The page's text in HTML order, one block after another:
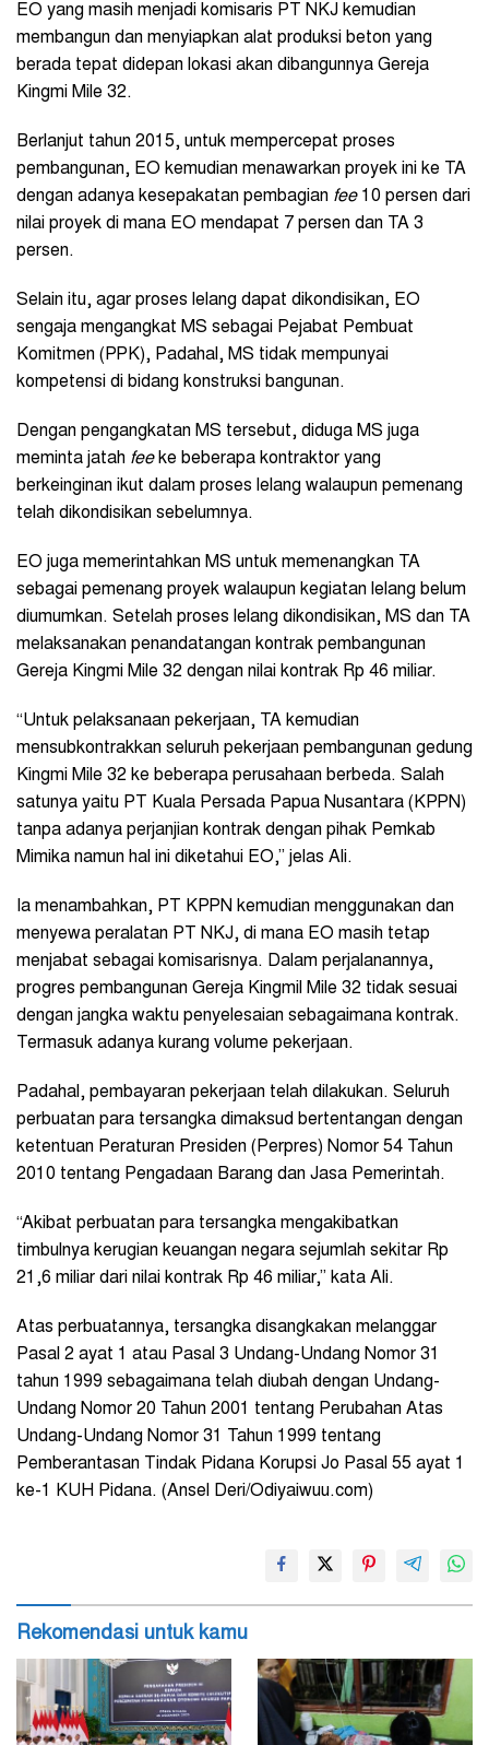
EO yang masih menjadi komisaris PT NKJ kemudian
membangun dan menyiapkan alat produksi beton yang
berada tepat didepan lokasi akan dibangunnya Gereja
Kingmi Mile 32.
Berlanjut tahun 2015, untuk mempercepat proses
pembangunan, EO kemudian menawarkan proyek ini ke TA
dengan adanya kesepakatan pembagian fee10 persen dari
nilai proyek di mana EO mendapat 7 persen dan TA 3
persen.
Selain itu, agar proses lelang dapat dikondisikan, EO
sengaja mengangkat MS sebagai Pejabat Pembuat
Komitmen (PPK), Padahal, MS tidak mempunyai
kompetensi di bidang konstruksi bangunan.
Dengan pengangkatan MS tersebut, diduga MS juga
meminta jatah feeke beberapa kontraktor yang
berkeinginan ikut dalam proses lelang walaupun pemenang
telah dikondisikan sebelumnya.
EO juga memerintahkan MS untuk memenangkan TA
sebagai pemenang proyek walaupun kegiatan lelang belum
diumumkan. Setelah proses lelang dikondisikan, MS dan TA
melaksanakan penandatangan kontrak pembangunan
Gereja Kingmi Mile 32 dengan nilai kontrak Rp 46 miliar.
“Untuk pelaksanaan pekerjaan, TA kemudian
mensubkontrakkan seluruh pekerjaan pembangunan gedung
Kingmi Mile 32 ke beberapa perusahaan berbeda. Salah
satunya yaitu PT Kuala Persada Papua Nusantara (KPPN)
tanpa adanya perjanjian kontrak dengan pihak Pemkab
Mimika namun hal ini diketahui EO,” jelas Ali.
Ia menambahkan, PT KPPN kemudian menggunakan dan
menyewa peralatan PT NKJ, di mana EO masih tetap
menjabat sebagai komisarisnya. Dalam perjalanannya,
progres pembangunan Gereja Kingmil Mile 32 tidak sesuai
dengan jangka waktu penyelesaian sebagaimana kontrak.
Termasuk adanya kurang volume pekerjaan.
Padahal, pembayaran pekerjaan telah dilakukan. Seluruh
perbuatan para tersangka dimaksud bertentangan dengan
ketentuan Peraturan Presiden (Perpres) Nomor 54 Tahun
2010 tentang Pengadaan Barang dan Jasa Pemerintah.
“Akibat perbuatan para tersangka mengakibatkan
timbulnya kerugian keuangan negara sejumlah sekitar Rp
21,6 miliar dari nilai kontrak Rp 46 miliar,” kata Ali.
Atas perbuatannya, tersangka disangkakan melanggar
Pasal 2 ayat 1 atau Pasal 3 Undang-Undang Nomor 31
tahun 1999 sebagaimana telah diubah dengan Undang-
Undang Nomor 20 Tahun 2001 tentang Perubahan Atas
Undang-Undang Nomor 31 Tahun 1999 tentang
Pemberantasan Tindak Pidana Korupsi Jo Pasal 55 ayat 1
ke-1 KUH Pidana. (Ansel Deri/Odiyaiwuu.com)
Rekomendasi untuk kamu